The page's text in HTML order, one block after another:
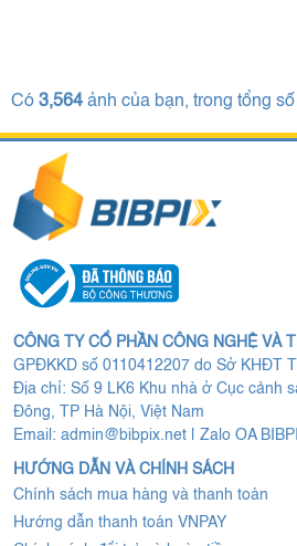
Có 3,564 ảnh của bạn, trong tổng số
CÔNG TY CỔ PHẦN CÔNG NGHỆ VÀ
GPĐKKD số 0110412207 do Sở KHĐT
Địa chỉ: Số 9 LK6 Khu nhà ở Cục cảnh
Đông, TP Hà Nội, Việt Nam
Email: admin@bibpix.net Zalo OA
HƯỚNG DẪN VÀ CHÍNH SÁCH
Chính sách mua hàng và thanh toán
Hướng dẫn thanh toán VNPAY